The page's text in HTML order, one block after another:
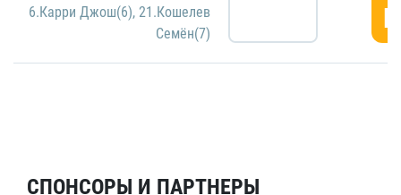
6.Карри Джош(6), 21.Кошелев
Семён(7)
СПОНСОРЫ И ПАРТНЕРЫ